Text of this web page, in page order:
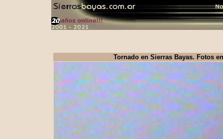
Tornado en Sierras Bayas. Fotos